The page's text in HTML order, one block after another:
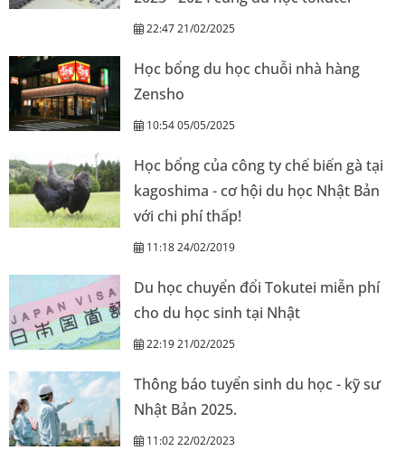
22:47 21/02/2025
Học bổng du học chuỗi nhà hàng
Zensho
10:54 05/05/2025
Học bổng của công ty chế biến gà tại
kagoshima - cơ hội du học Nhật Bản
với chi phí thấp!
11:18 24/02/2019
Du học chuyển đổi Tokutei miễn phí
cho du học sinh tại Nhật
22:19 21/02/2025
Thông báo tuyển sinh du học - kỹ sư
Nhật Bản 2025.
11:02 22/02/2023